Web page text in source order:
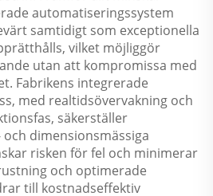
automatiseringssystem
samtidigt som exceptionella
vilket möjliggör
utan att kompromissa med
Fabrikens integrerade
med realtidsövervakning och
säkerställer
dimensionsmässiga
risken för fel och minimerar
och optimerade
till kostnadseffektiv